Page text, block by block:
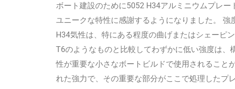
ボート建設のために5052 H34アルミニウムプレ
ユニークな特性に感謝するようになりました。
H34気性は、特にある程度の曲げまたはシェーピ
T6のようなものと比較してわずかに低い強度は
性が重要な小さなボートビルドで使用されること
れた強力で、その重要な部分がここで処理したプ